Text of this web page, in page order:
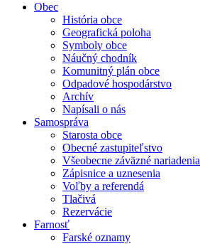
Obec
História obce
Geografická poloha
Symboly obce
Náučný chodník
Komunitný plán obce
Odpadové hospodárstvo
Archív
Napísali o nás
Samospráva
Starosta obce
Obecné zastupiteľstvo
Všeobecne záväzné nariadenia
Zápisnice a uznesenia
Voľby a referendá
Tlačivá
Rezervácie
Farnosť
Farské oznamy